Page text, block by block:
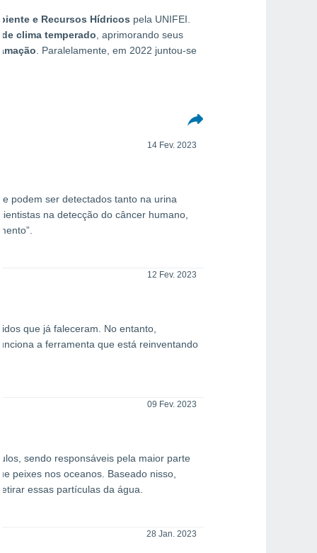
e Recursos Hídricos pela UNIFEI.
clima temperado , aprimorando seus
. Paralelamente, em 2022 juntou-se
14 Fev. 2023
podem ser detectados tanto na urina
na detecção do câncer humano,
12 Fev. 2023
que já faleceram. No entanto,
a ferramenta que está reinventando
09 Fev. 2023
sendo responsáveis pela maior parte
peixes nos oceanos. Baseado nisso,
essas partículas da água.
28 Jan. 2023